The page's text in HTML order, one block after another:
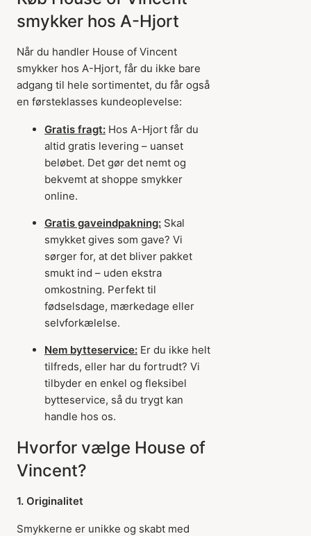
smykker hos A-Hjort
Når du handler House of Vincent
smykker hos A-Hjort, får du ikke bare
adgang til hele sortimentet, du får også
en førsteklasses kundeoplevelse:
Gratis fragt: Hos A-Hjort får du
altid gratis levering – uanset
beløbet. Det gør det nemt og
bekvemt at shoppe smykker
online.
Gratis gaveindpakning: Skal
smykket gives som gave? Vi
sørger for, at det bliver pakket
smukt ind – uden ekstra
omkostning. Perfekt til
fødselsdage, mærkedage eller
selvforkælelse.
Nem bytteservice: Er du ikke helt
tilfreds, eller har du fortrudt? Vi
tilbyder en enkel og fleksibel
bytteservice, så du trygt kan
handle hos os.
Hvorfor vælge House of
Vincent?
1. Originalitet
Smykkerne er unikke og skabt med